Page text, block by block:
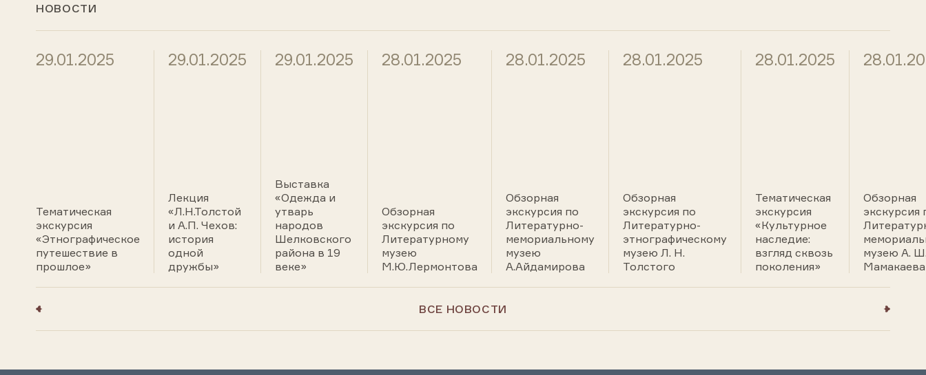
НОВОСТИ
29.01.2025
Тематическая
экскурсия
«Этнографическое
путешествие в
прошлое»
29.01.2025
Лекция
«Л.Н.Толстой
и А.П. Чехов:
история
одной
дружбы»
29.01.2025
Выставка
«Одежда и
утварь
народов
Шелковского
района в 19
веке»
28.01.2025
Обзорная
экскурсия по
Литературному
музею
М.Ю.Лермонтова
28.01.2025
Обзорная
экскурсия по
Литературно-
мемориальному
музею
А.Айдамирова
28.01.2025
Обзорная
экскурсия по
Литературно-
этнографическому
музею Л. Н.
Толстого
28.01.2025
Тематическая
экскурсия
«Культурное
наследие:
взгляд сквозь
поколения»
Обзорная
экскурсия
музею А.
Мамакаева
ВСЕ НОВОСТИ